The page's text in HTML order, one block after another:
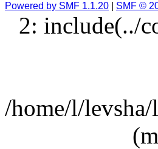
Powered by SMF 1.1.20 SMF ©
2: include(../
/home/l/